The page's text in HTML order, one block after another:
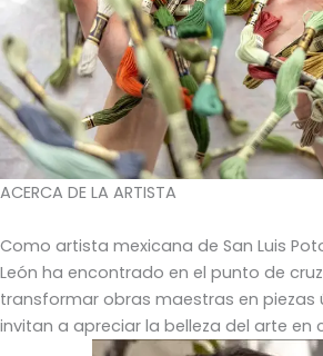
ACERCA DE LA ARTISTA
Como artista mexicana de San Luis
León ha encontrado en el punto de
transformar obras maestras en piezas
invitan a apreciar la belleza del arte en